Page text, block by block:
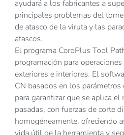
ayudará a los fabricantes a
principales problemas del
de atasco de la viruta y las
atascos.
El programa CoroPlus Tool
programación para
exteriores e interiores. El
CN basados en los
para garantizar que se aplica el
pasadas, con fuerzas de corte
homogéneamente, ofreciendo